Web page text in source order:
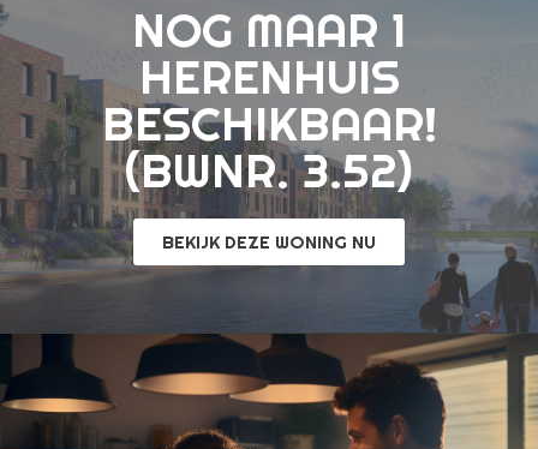
NOG MAAR 1
HERENHUIS
BESCHIKBAAR!
(BWNR. 3.52)
BEKIJK DEZE WONING NU